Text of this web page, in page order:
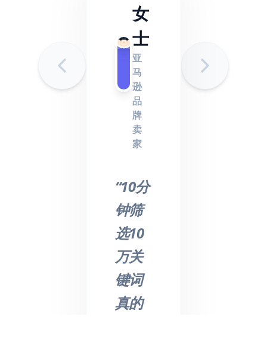
女
士
亚
马
逊
品
牌
卖
家
“10分
钟筛
选10
万关
键词
真的